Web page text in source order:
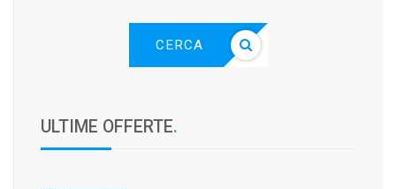
CERCA
ULTIME OFFERTE.